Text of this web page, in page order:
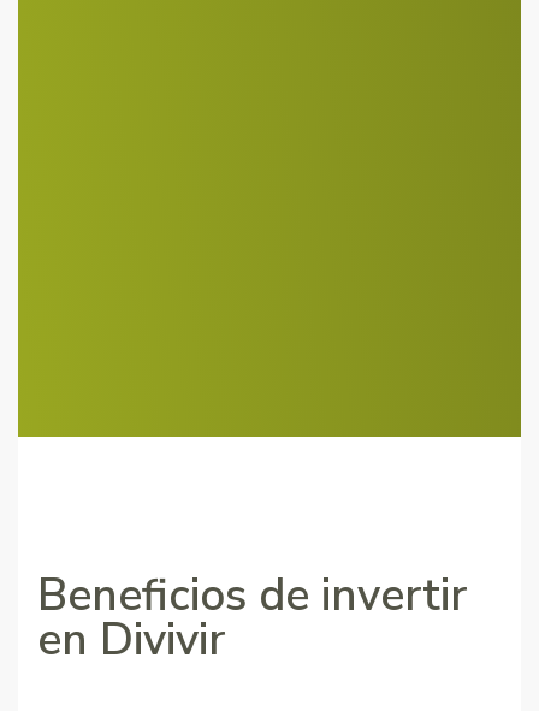
Beneficios de invertir
en Divivir